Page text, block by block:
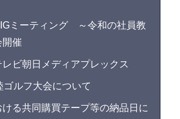
ミーティング ～令和の社員教
催
ビ朝日メディアプレックス
ルフ大会について
る共同購買テープ等の納品日に